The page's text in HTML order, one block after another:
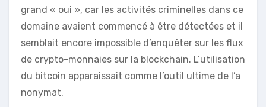
grand « oui », car les activités criminelles dans ce
domaine avaient commencé à être détectées et il
semblait encore impossible d’enquêter sur les flux
de crypto-monnaies sur la blockchain. L’utilisation
du bitcoin apparaissait comme l’outil ultime de l’a
nonymat.